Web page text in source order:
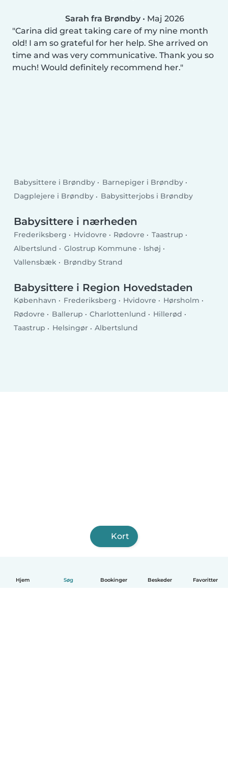
Hjem Søg Bookinger Beskeder Favoritter
Sarah fra Brøndby • Maj 2026
Carina did great taking care of my nine month
old! I am so grateful for her help. She arrived on
time and was very communicative. Thank you so
much! Would definitely recommend her.
Babysittere i Brøndby
Barnepiger i Brøndby
Dagplejere i Brøndby
Babysitterjobs i Brøndby
Babysittere i nærheden
Frederiksberg Hvidovre Rødovre
Taastrup
Albertslund
Glostrup Kommune
Ishøj
Vallensbæk
Brøndby Strand
Babysittere i Region Hovedstaden
København Frederiksberg Hvidovre
Hørsholm
Rødovre
Ballerup Charlottenlund
Hillerød
Taastrup
Helsingør Albertslund
Kort